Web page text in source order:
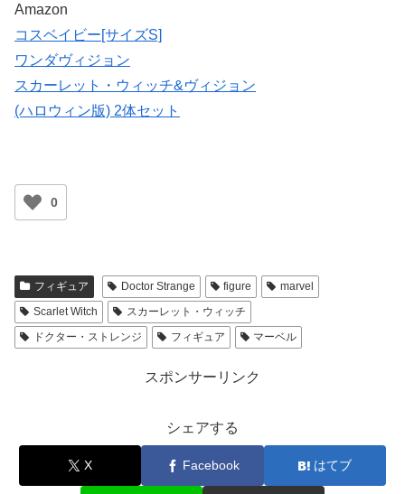
Amazon
コスベイビー[サイズS]
ワンダヴィジョン
スカーレット・ウィッチ&ヴィジョン
(ハロウィン版) 2体セット
0
フィギュア Doctor Strange figure
marvel
Scarlet Witch
スカーレット・ウィッチ
ドクター・ストレンジ
フィギュア マーベル
スポンサーリンク
シェアする
X Facebook はてブ